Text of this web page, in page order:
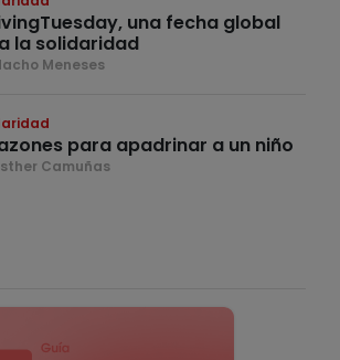
una fecha global
la solidaridad
Meneses
para apadrinar a un niño
Camuñas